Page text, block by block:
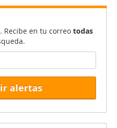
Recibe en tu correo todas
alertas